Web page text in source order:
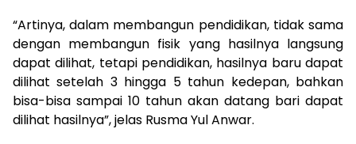
“Artinya, dalam membangun pendidikan, tidak sama
dengan membangun fisik yang hasilnya langsung
dapat dilihat, tetapi pendidikan, hasilnya baru dapat
dilihat setelah 3 hingga 5 tahun kedepan, bahkan
bisa-bisa sampai 10 tahun akan datang bari dapat
dilihat hasilnya”, jelas Rusma Yul Anwar.